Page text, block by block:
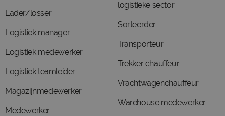
Lader/losser
Logistiek manager
Logistiek medewerker
Logistiek teamleider
Magazijnmedewerker
Medewerker
logistieke sector
Sorteerder
Transporteur
Trekker chauffeur
Vrachtwagenchauffeur
Warehouse medewerker